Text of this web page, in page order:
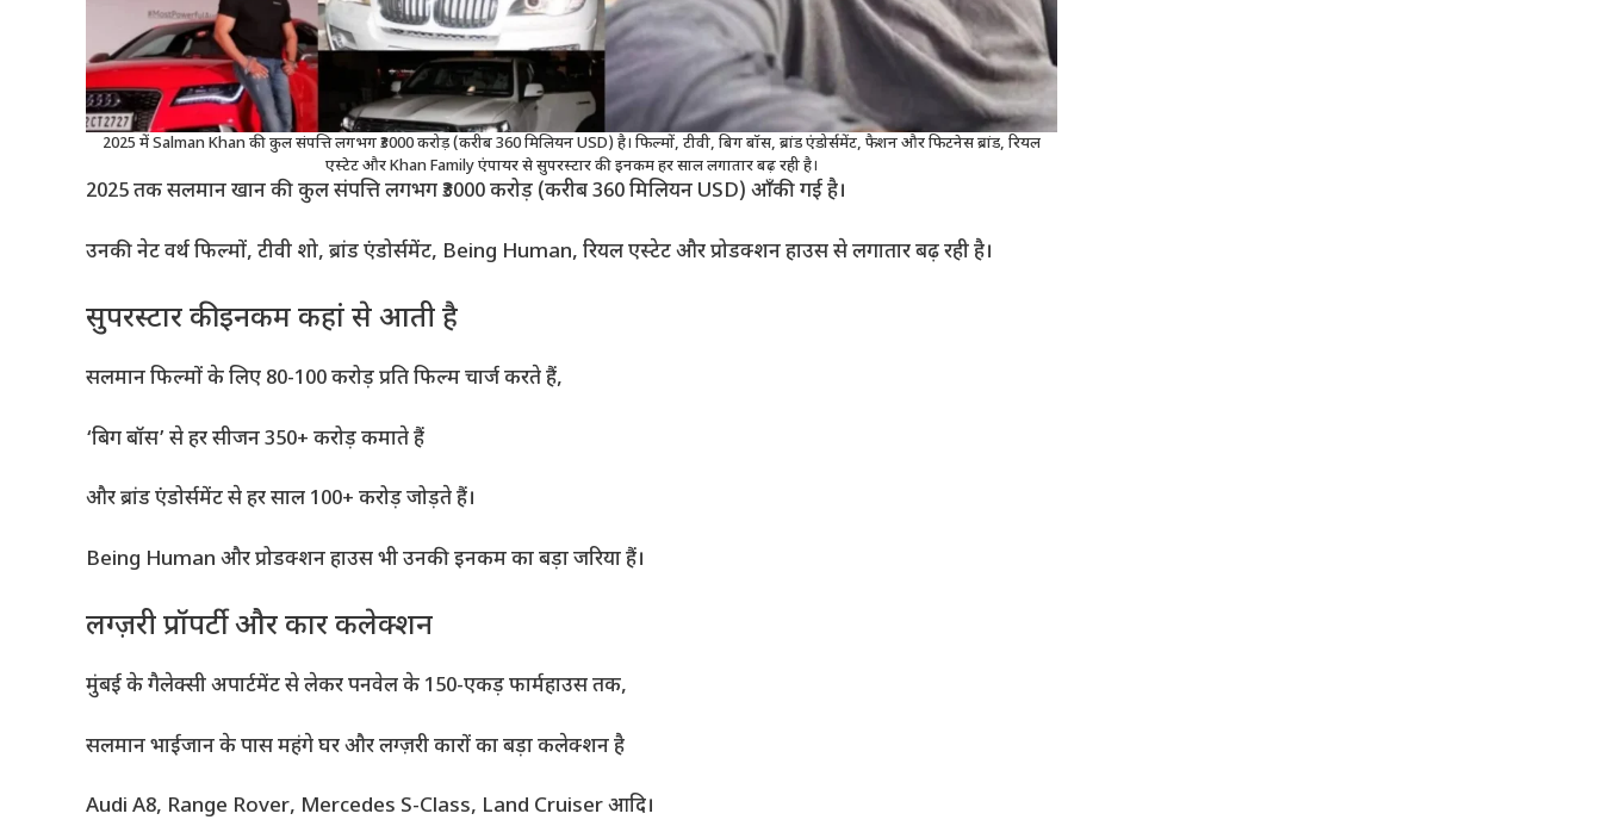
2025 में Salman Khan की कुल संपत्ति लगभग ₹3000 करोड़ (करीब 360 मिलियन USD) है। फिल्मों, टीवी, बिग बॉस, ब्रांड एंडोर्समेंट, फैशन और फिटनेस ब्रांड, रियल
एस्टेट और Khan Family एंपायर से सुपरस्टार की इनकम हर साल लगातार बढ़ रही है।
2025 तक सलमान खान की कुल संपत्ति लगभग ₹3000 करोड़ (करीब 360 मिलियन USD) आँकी गई है।
उनकी नेट वर्थ फिल्मों, टीवी शो, ब्रांड एंडोर्समेंट, Being Human, रियल एस्टेट और प्रोडक्शन हाउस से लगातार बढ़ रही है।
सुपरस्टार की इनकम कहां से आती है
सलमान फिल्मों के लिए 80-100 करोड़ प्रति फिल्म चार्ज करते हैं,
‘बिग बॉस’ से हर सीजन 350+ करोड़ कमाते हैं
और ब्रांड एंडोर्समेंट से हर साल 100+ करोड़ जोड़ते हैं।
Being Human और प्रोडक्शन हाउस भी उनकी इनकम का बड़ा जरिया हैं।
लग्ज़री प्रॉपर्टी और कार कलेक्शन
मुंबई के गैलेक्सी अपार्टमेंट से लेकर पनवेल के 150-एकड़ फार्महाउस तक,
सलमान भाईजान के पास महंगे घर और लग्ज़री कारों का बड़ा कलेक्शन है
Audi A8, Range Rover, Mercedes S-Class, Land Cruiser आदि।